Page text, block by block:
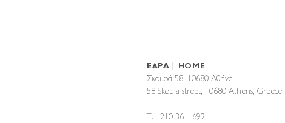
ΕΔΡΑ | HOME
Σκουφά 58, 10680 Αθήνα
58 Skoufa street, 10680 Athens, Greece
T. 210 3611692